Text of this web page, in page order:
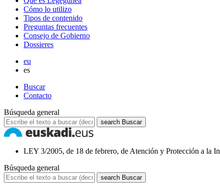
Cómo lo utilizo
Tipos de contenido
Preguntas frecuentes
Consejo de Gobierno
Dossieres
eu
es
Buscar
Contacto
Búsqueda general
search Buscar
LEY 3/2005, de 18 de febrero, de Atención y Protección a la
Búsqueda general
search Buscar